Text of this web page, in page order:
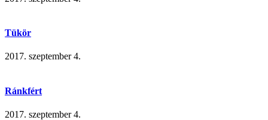
Tükör
2017. szeptember 4.
Ránkfért
2017. szeptember 4.